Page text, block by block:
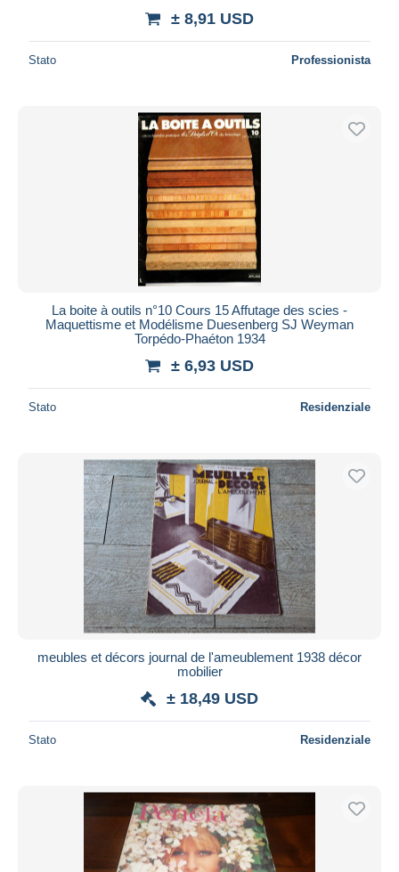
± 8,91 USD
Stato Professionista
La boite à outils n°10 Cours 15 Affutage des scies -
Maquettisme et Modélisme Duesenberg SJ Weyman
Torpédo-Phaéton 1934
± 6,93 USD
Stato Residenziale
meubles et décors journal de l'ameublement 1938 décor
mobilier
± 18,49 USD
Stato Residenziale